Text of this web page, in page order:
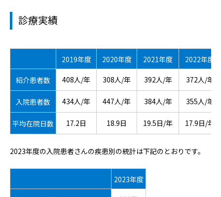
診療実績
2019年度 2020年度 2021年度 2022年度
紹介患者数 408人/年 308人/年 392人/年 372人/年
入院患者数 434人/年 447人/年 384人/年 355人/年
平均在院日数 17.2日 18.9日 19.5日/年 17.9日/年
2023年度の入院患者さんの疾患別の統計は下記のとおりです。
2023年度